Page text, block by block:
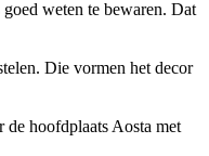
weten te bewaren. Dat
Die vormen het decor
de hoofdplaats Aosta met